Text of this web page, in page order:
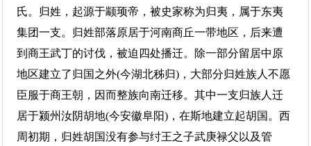
氏。归姓，起源于颛顼帝，被史家称为归夷，属于东夷
集团一支。归姓部落原居于河南商丘一带地区，后来遭
到商王武丁的讨伐，被迫四处播迁。除一部分留居中原
地区建立了归国之外(今湖北秭归)，大部分归姓族人不愿
臣服于商王朝，因而整族向南迁移。其中一支归族人迁
居于颍州汝阴胡地(今安徽阜阳)，在斯地建立起胡国。西
周初期，归姓胡国没有参与纣王之子武庚禄父以及管